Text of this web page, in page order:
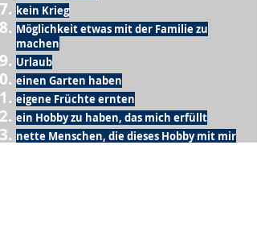
kein Krieg
Möglichkeit etwas mit der Familie zu
machen
Urlaub
einen Garten haben
eigene Früchte ernten
ein Hobby zu haben, das mich erfüllt
nette Menschen, die dieses Hobby mit mir